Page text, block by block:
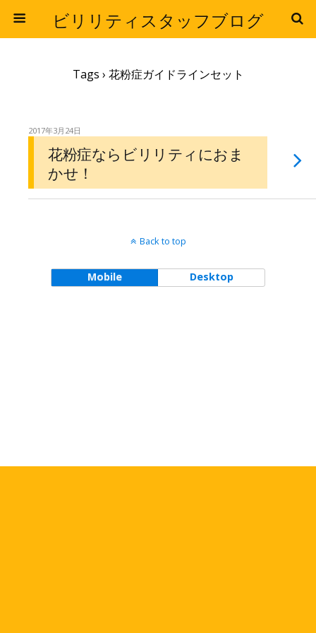
ビリリティスタッフブログ
Tags › 花粉症ガイドラインセット
2017年3月24日
花粉症ならビリリティにおま
かせ！
Back to top
Mobile Desktop